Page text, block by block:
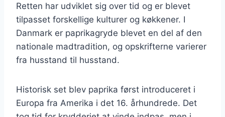
Retten har udviklet sig over tid og er blevet
tilpasset forskellige kulturer og køkkener. I
Danmark er paprikagryde blevet en del af den
nationale madtradition, og opskrifterne varierer
fra husstand til husstand.
Historisk set blev paprika først introduceret i
Europa fra Amerika i det 16. århundrede. Det